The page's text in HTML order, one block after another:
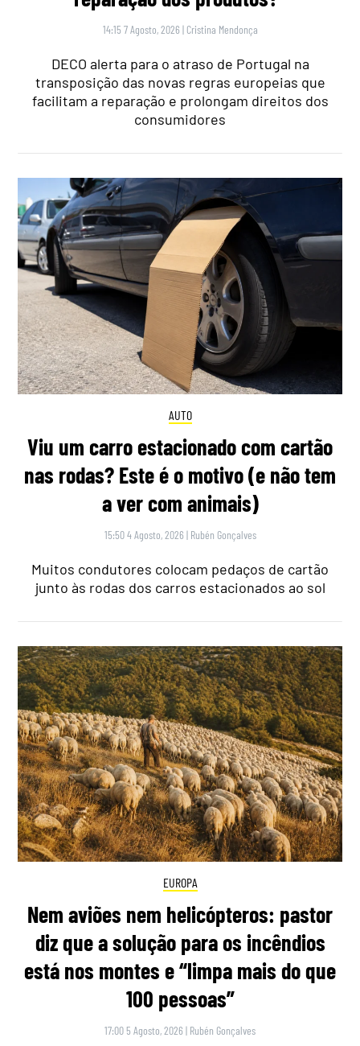
14:15 7 Agosto, 2026 | Cristina Mendonça
DECO alerta para o atraso de Portugal na
transposição das novas regras europeias que
facilitam a reparação e prolongam direitos dos
consumidores
AUTO
Viu um carro estacionado com cartão
nas rodas? Este é o motivo (e não tem
a ver com animais)
15:50 4 Agosto, 2026 | Rubén Gonçalves
Muitos condutores colocam pedaços de cartão
junto às rodas dos carros estacionados ao sol
EUROPA
Nem aviões nem helicópteros: pastor
diz que a solução para os incêndios
está nos montes e “limpa mais do que
100 pessoas”
17:00 5 Agosto, 2026 | Rubén Gonçalves